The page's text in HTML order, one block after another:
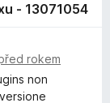
- 13071054
rokem
non